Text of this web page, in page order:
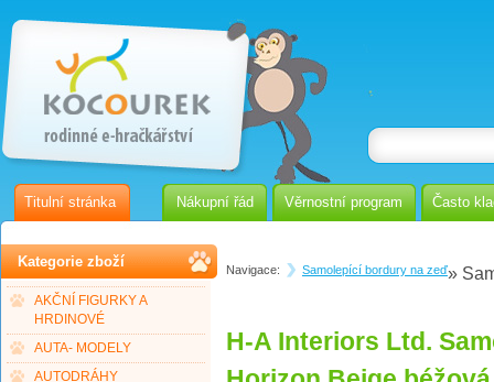
Titulní stránka Nákupní řád Věrnostní program Často
Kategorie zboží
AKČNÍ FIGURKY A
HRDINOVÉ
AUTA- MODELY
AUTODRÁHY
Navigace: Samolepící bordury na zeď»
H-A Interiors Ltd.